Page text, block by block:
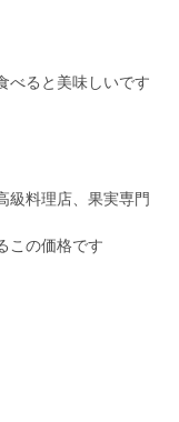
べると美味しいです
級料理店、果実専門
この価格です